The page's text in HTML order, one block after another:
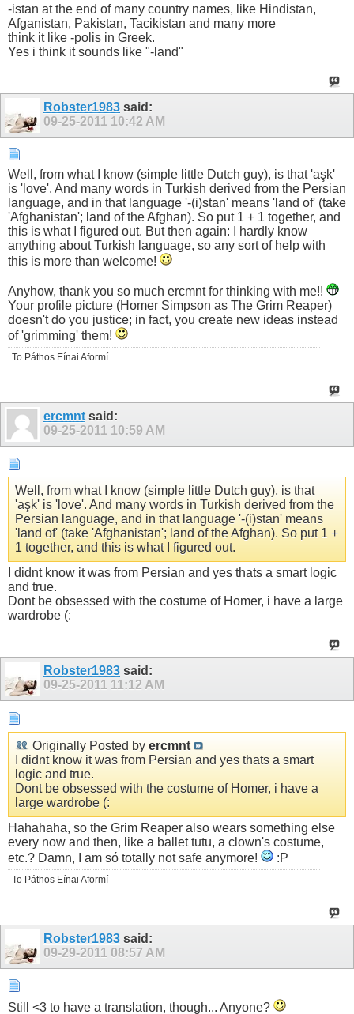
-istan at the end of many country names, like Hindistan,
Afganistan, Pakistan, Tacikistan and many more
think it like -polis in Greek.
Yes i think it sounds like "-land"
Robster1983 said:
09-25-2011 10:42 AM
Well, from what I know (simple little Dutch guy), is that 'aşk'
is 'love'. And many words in Turkish derived from the Persian
language, and in that language '-(i)stan' means 'land of' (take
'Afghanistan'; land of the Afghan). So put 1 + 1 together, and
this is what I figured out. But then again: I hardly know
anything about Turkish language, so any sort of help with
this is more than welcome!
Anyhow, thank you so much ercmnt for thinking with me!!
Your profile picture (Homer Simpson as The Grim Reaper)
doesn't do you justice; in fact, you create new ideas instead
of 'grimming' them!
To Páthos Eínai Aformí
ercmnt said:
09-25-2011 10:59 AM
Well, from what I know (simple little Dutch guy), is that
'aşk' is 'love'. And many words in Turkish derived from the
Persian language, and in that language '-(i)stan' means
'land of' (take 'Afghanistan'; land of the Afghan). So put 1 +
1 together, and this is what I figured out.
I didnt know it was from Persian and yes thats a smart logic
and true.
Dont be obsessed with the costume of Homer, i have a large
wardrobe (:
Robster1983 said:
09-25-2011 11:12 AM
Originally Posted by ercmnt
I didnt know it was from Persian and yes thats a smart
logic and true.
Dont be obsessed with the costume of Homer, i have a
large wardrobe (:
Hahahaha, so the Grim Reaper also wears something else
every now and then, like a ballet tutu, a clown's costume,
etc.? Damn, I am só totally not safe anymore!
:P
To Páthos Eínai Aformí
Robster1983 said:
09-29-2011 08:57 AM
Still <3 to have a translation, though... Anyone?